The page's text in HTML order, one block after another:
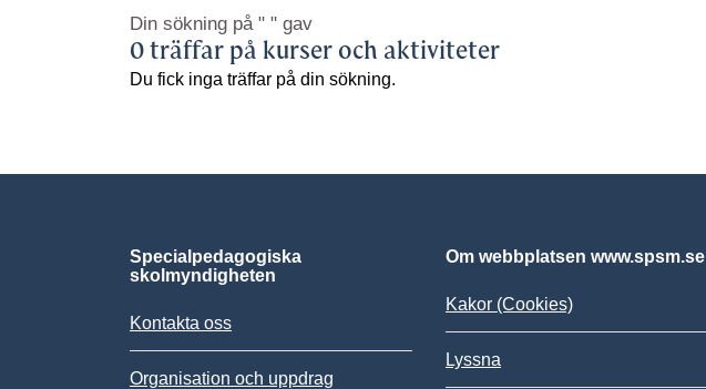
Din sökning på " " gav
0 träffar på kurser och aktiviteter
Du fick inga träffar på din sökning.
Specialpedagogiska
skolmyndigheten
Kontakta oss
Organisation och uppdrag
Om webbplatsen www.spsm.se
Kakor (Cookies)
Lyssna